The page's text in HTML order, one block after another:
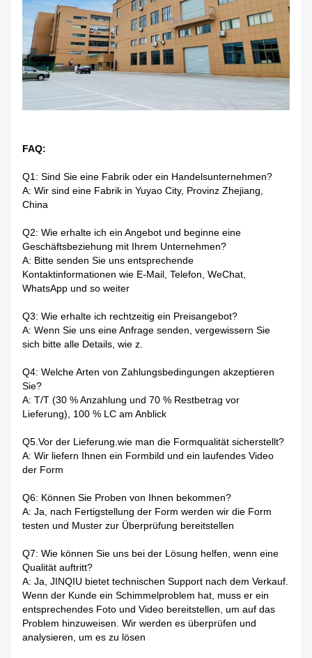
FAQ:
Q1: Sind Sie eine Fabrik oder ein Handelsunternehmen?
A: Wir sind eine Fabrik in Yuyao City, Provinz Zhejiang,
China
Q2: Wie erhalte ich ein Angebot und beginne eine
Geschäftsbeziehung mit Ihrem Unternehmen?
A: Bitte senden Sie uns entsprechende
Kontaktinformationen wie E-Mail, Telefon, WeChat,
WhatsApp und so weiter
Q3: Wie erhalte ich rechtzeitig ein Preisangebot?
A: Wenn Sie uns eine Anfrage senden, vergewissern Sie
sich bitte alle Details, wie z.
Q4: Welche Arten von Zahlungsbedingungen akzeptieren
Sie?
A: T/T (30 % Anzahlung und 70 % Restbetrag vor
Lieferung), 100 % LC am Anblick
Q5.Vor der Lieferung.wie man die Formqualität sicherstellt?
A: Wir liefern Ihnen ein Formbild und ein laufendes Video
der Form
Q6: Können Sie Proben von Ihnen bekommen?
A: Ja, nach Fertigstellung der Form werden wir die Form
testen und Muster zur Überprüfung bereitstellen
Q7: Wie können Sie uns bei der Lösung helfen, wenn eine
Qualität auftritt?
A: Ja, JINQIU bietet technischen Support nach dem Verkauf.
Wenn der Kunde ein Schimmelproblem hat, muss er ein
entsprechendes Foto und Video bereitstellen, um auf das
Problem hinzuweisen. Wir werden es überprüfen und
analysieren, um es zu lösen